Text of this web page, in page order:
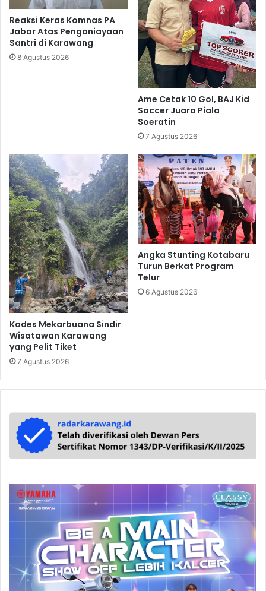
Reaksi Keras Komnas PA
Jabar Atas Penganiayaan
Santri di Karawang
8 Agustus 2026
Ame Cetak 10 Gol, BAJ Kid
Soccer Juara Piala
Soeratin
7 Agustus 2026
Kades Mekarbuana Sindir
Wisatawan Karawang
yang Pelit Tiket
7 Agustus 2026
Angka Stunting Kotabaru
Turun Berkat Program
Telur
6 Agustus 2026